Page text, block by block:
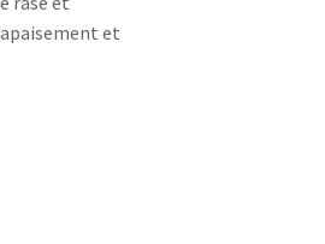
et